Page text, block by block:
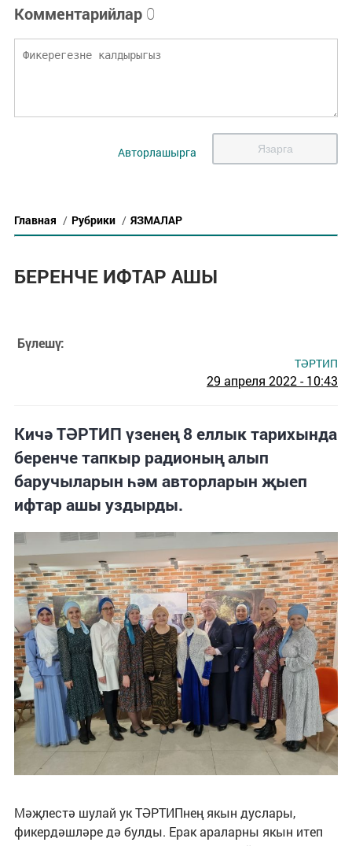
Комментарийлар 0
Авторлашырга Язарга
Главная / Рубрики / ЯЗМАЛАР
БЕРЕНЧЕ ИФТАР АШЫ
Бүлешү:
ТӘРТИП
29 апреля 2022 - 10:43
Кичә ТӘРТИП үзенең 8 еллык тарихында
беренче тапкыр радионың алып
баручыларын һәм авторларын җыеп
ифтар ашы уздырды.
Мәҗлестә шулай ук ТӘРТИПнең якын дуслары,
фикердәшләре дә булды. Ерак араларны якын итеп